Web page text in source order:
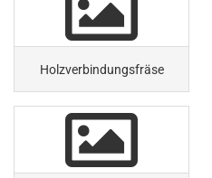
Holzverbindungsfräse